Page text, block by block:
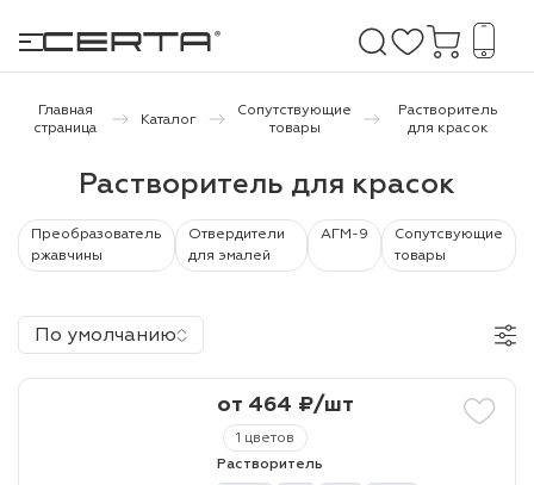
покрытия
и дачи
бетону,
Главная
страница
Каталог
Сопутствующие
товары
Растворитель
для красок
Растворитель для красок
Преобразователь
ржавчины
Отвердители
для эмалей
АГМ-9
Сопутсвующие
товары
По умолчанию
1 цветов
от 464 ₽/шт
Растворитель